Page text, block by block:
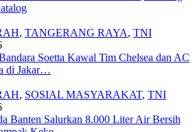
, TANGERANG RAYA, TNI
Soetta Kawal Tim Chelsea dan AC
di Jakar…
, SOSIAL MASYARAKAT, TNI
Banten Salurkan 8.000 Liter Air Bersih